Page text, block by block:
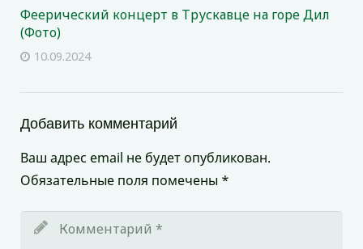
Феерический концерт в Трускавце на горе Дил
(Фото)
10.09.2024
Добавить комментарий
Ваш адрес email не будет опубликован.
Обязательные поля помечены *